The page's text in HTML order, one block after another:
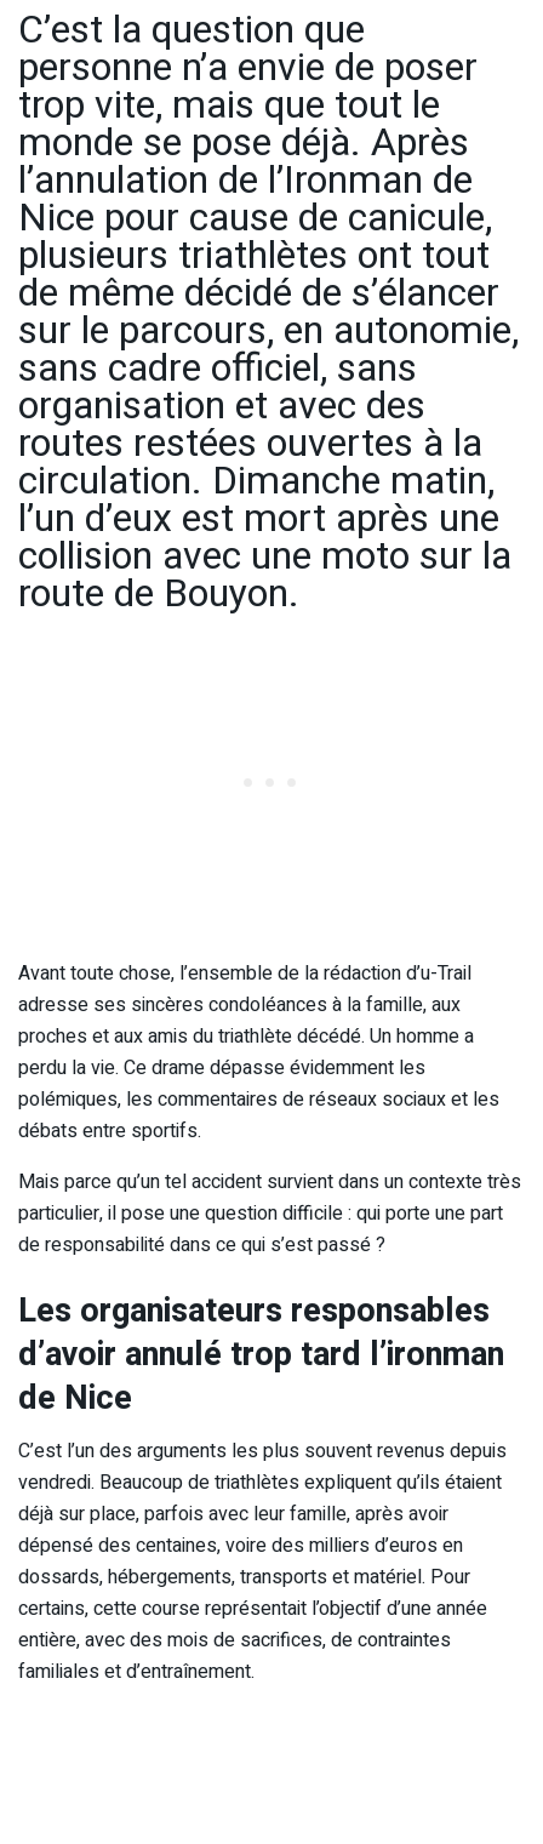
C’est la question que
personne n’a envie de poser
trop vite, mais que tout le
monde se pose déjà. Après
l’annulation de l’Ironman de
Nice pour cause de canicule,
plusieurs triathlètes ont tout
de même décidé de s’élancer
sur le parcours, en autonomie,
sans cadre officiel, sans
organisation et avec des
routes restées ouvertes à la
circulation. Dimanche matin,
l’un d’eux est mort après une
collision avec une moto sur la
route de Bouyon.
Avant toute chose, l’ensemble de la rédaction d’u-Trail
adresse ses sincères condoléances à la famille, aux
proches et aux amis du triathlète décédé. Un homme a
perdu la vie. Ce drame dépasse évidemment les
polémiques, les commentaires de réseaux sociaux et les
débats entre sportifs.
Mais parce qu’un tel accident survient dans un contexte très
particulier, il pose une question difficile : qui porte une part
de responsabilité dans ce qui s’est passé ?
Les organisateurs responsables
d’avoir annulé trop tard l’ironman
de Nice
C’est l’un des arguments les plus souvent revenus depuis
vendredi. Beaucoup de triathlètes expliquent qu’ils étaient
déjà sur place, parfois avec leur famille, après avoir
dépensé des centaines, voire des milliers d’euros en
dossards, hébergements, transports et matériel. Pour
certains, cette course représentait l’objectif d’une année
entière, avec des mois de sacrifices, de contraintes
familiales et d’entraînement.